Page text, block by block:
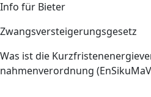
Info für Bieter
Zwangsversteigerungsgesetz
Was ist die
nahmenverordnung